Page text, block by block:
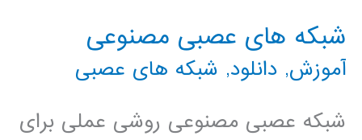
شبکه های عصبی مصنوعی
آموزش, دانلود, شبکه های عصبی
شبکه عصبی مصنوعی روشی عملی برای